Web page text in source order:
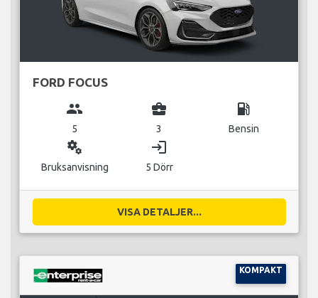
FORD FOCUS
group
5
business_center
3
local_gas_station
Bensin
miscellaneous_services
Bruksanvisning
login
5 Dörr
VISA DETALJER...
KOMPAKT